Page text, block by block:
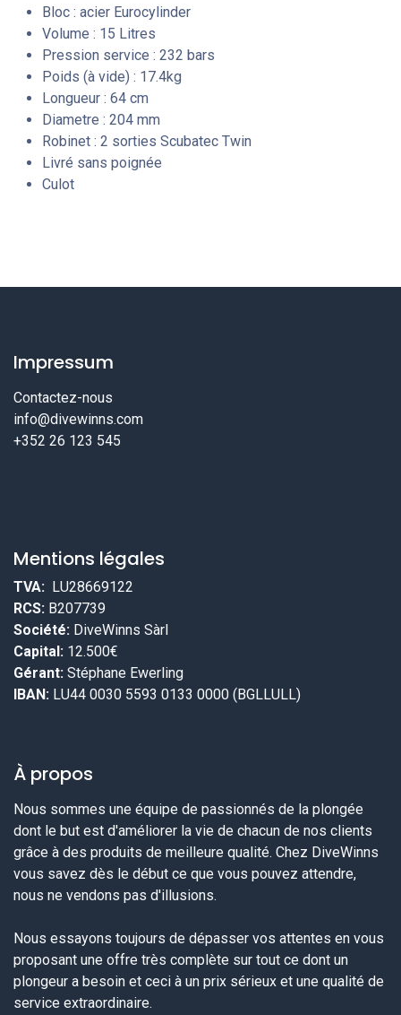
Bloc : acier Eurocylinder
Volume : 15 Litres
Pression service : 232 bars
Poids (à vide) : 17.4kg
Longueur : 64 cm
Diametre : 204 mm
Robinet : 2 sorties Scubatec Twin
Livré sans poignée
Culot
Impressum
Contactez-nous
info@divewinns.com
+352 26 123 545
Mentions légales
TVA: LU28669122
RCS: B207739
Société: DiveWinns Sàrl
Capital: 12.500€
Gérant: Stéphane Ewerling
IBAN: LU44 0030 5593 0133 0000 (BGLLULL)
À propos
Nous sommes une équipe de passionnés de la plongée
dont le but est d'améliorer la vie de chacun de nos clients
grâce à des produits de meilleure qualité. Chez DiveWinns
vous savez dès le début ce que vous pouvez attendre,
nous ne vendons pas d'illusions.
Nous essayons toujours de dépasser vos attentes en vous
proposant une offre très complète sur tout ce dont un
plongeur a besoin et ceci à un prix sérieux et une qualité de
service extraordinaire.